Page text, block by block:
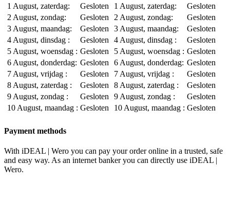
1 August, zaterdag:
Gesloten
2 August, zondag:
Gesloten
3 August, maandag:
Gesloten
4 August, dinsdag :
Gesloten
5 August, woensdag : Gesloten
6 August, donderdag: Gesloten
7 August, vrijdag :
Gesloten
8 August, zaterdag :
Gesloten
9 August, zondag :
Gesloten
10 August, maandag : Gesloten
1 August, zaterdag:
Gesloten
2 August, zondag:
Gesloten
3 August, maandag:
Gesloten
4 August, dinsdag :
Gesloten
5 August, woensdag : Gesloten
6 August, donderdag: Gesloten
7 August, vrijdag :
Gesloten
8 August, zaterdag :
Gesloten
9 August, zondag :
Gesloten
10 August, maandag : Gesloten
Payment methods
With iDEAL | Wero you can pay your order online in a trusted, safe
and easy way. As an internet banker you can directly use iDEAL |
Wero.